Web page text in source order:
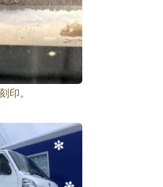
印。